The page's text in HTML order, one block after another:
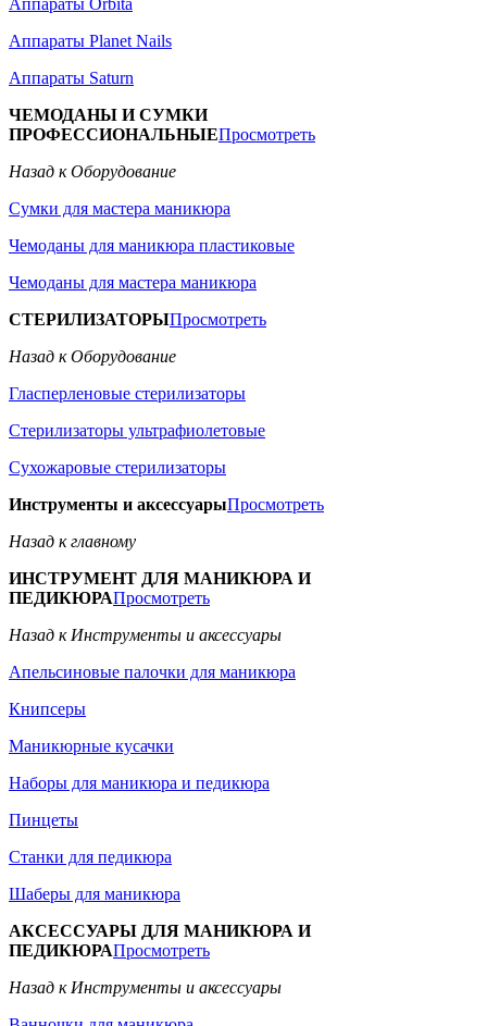
Аппараты Orbita
Аппараты Planet Nails
Аппараты Saturn
ЧЕМОДАНЫ И СУМКИ
ПРОФЕССИОНАЛЬНЫЕПросмотреть
Назад к Оборудование
Сумки для мастера маникюра
Чемоданы для маникюра пластиковые
Чемоданы для мастера маникюра
СТЕРИЛИЗАТОРЫПросмотреть
Назад к Оборудование
Гласперленовые стерилизаторы
Стерилизаторы ультрафиолетовые
Сухожаровые стерилизаторы
Инструменты и аксессуарыПросмотреть
Назад к главному
ИНСТРУМЕНТ ДЛЯ МАНИКЮРА И
ПЕДИКЮРАПросмотреть
Назад к Инструменты и аксессуары
Апельсиновые палочки для маникюра
Книпсеры
Маникюрные кусачки
Наборы для маникюра и педикюра
Пинцеты
Станки для педикюра
Шаберы для маникюра
АКСЕССУАРЫ ДЛЯ МАНИКЮРА И
ПЕДИКЮРАПросмотреть
Назад к Инструменты и аксессуары